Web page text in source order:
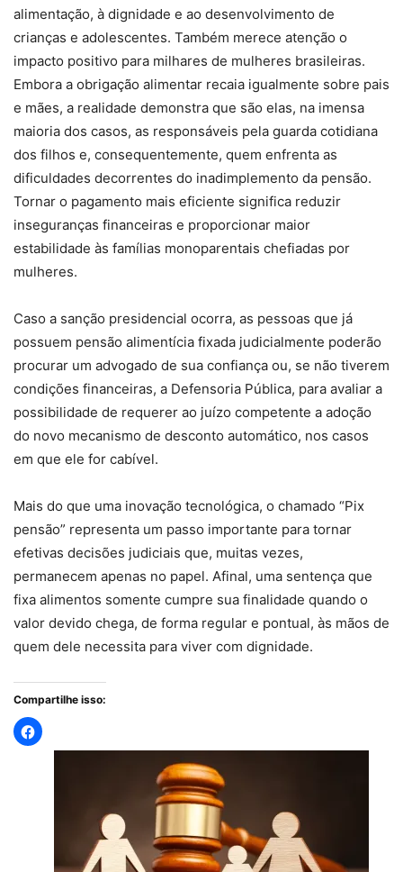
alimentação, à dignidade e ao desenvolvimento de
crianças e adolescentes. Também merece atenção o
impacto positivo para milhares de mulheres brasileiras.
Embora a obrigação alimentar recaia igualmente sobre pais
e mães, a realidade demonstra que são elas, na imensa
maioria dos casos, as responsáveis pela guarda cotidiana
dos filhos e, consequentemente, quem enfrenta as
dificuldades decorrentes do inadimplemento da pensão.
Tornar o pagamento mais eficiente significa reduzir
inseguranças financeiras e proporcionar maior
estabilidade às famílias monoparentais chefiadas por
mulheres.
Caso a sanção presidencial ocorra, as pessoas que já
possuem pensão alimentícia fixada judicialmente poderão
procurar um advogado de sua confiança ou, se não tiverem
condições financeiras, a Defensoria Pública, para avaliar a
possibilidade de requerer ao juízo competente a adoção
do novo mecanismo de desconto automático, nos casos
em que ele for cabível.
Mais do que uma inovação tecnológica, o chamado “Pix
pensão” representa um passo importante para tornar
efetivas decisões judiciais que, muitas vezes,
permanecem apenas no papel. Afinal, uma sentença que
fixa alimentos somente cumpre sua finalidade quando o
valor devido chega, de forma regular e pontual, às mãos de
quem dele necessita para viver com dignidade.
Compartilhe isso: